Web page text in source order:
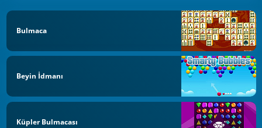
Bulmaca
Beyin İdmanı
Küpler Bulmacası